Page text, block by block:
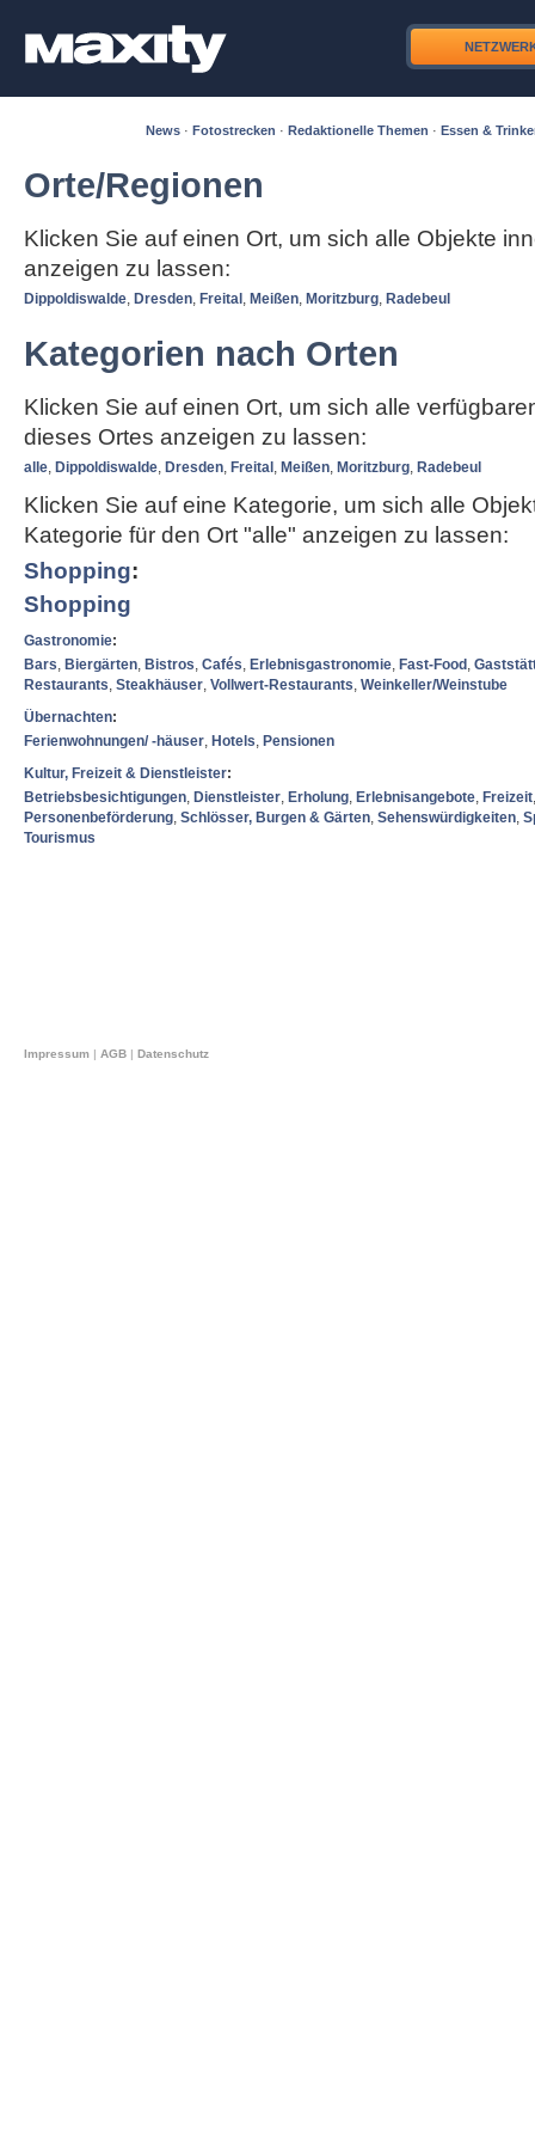
News · Fotostrecken · Redaktionelle Themen · Essen &
Orte/Regionen
Klicken Sie auf einen Ort, um sich alle Objekte
anzeigen zu lassen:
Dippoldiswalde, Dresden, Freital , Meißen, Moritzburg, Radebeul
Kategorien nach Orten
Klicken Sie auf einen Ort, um sich alle
dieses Ortes anzeigen zu lassen:
alle, Dippoldiswalde, Dresden, Freital , Meißen, Moritzburg, Radebeul
Klicken Sie auf eine Kategorie, um sich alle
Kategorie für den Ort "alle" anzeigen zu lassen:
Shopping:
Shopping
Gastronomie:
Bars, Biergärten, Bistros, Cafés, Erlebnisgastronomie, Fast-Food ,
Restaurants, Steakhäuser, Vollwert-Restaurants, Weinkeller/Weinstube
Übernachten:
Ferienwohnungen/ -häuser, Hotels, Pensionen
Kultur, Freizeit & Dienstleister:
Betriebsbesichtigungen, Dienstleister, Erholung, Erlebnisangebote, Freizeit
Personenbeförderung, Schlösser, Burgen & Gärten, Sehenswürdigkeiten,
Tourismus
Impressum AGB Datenschutz